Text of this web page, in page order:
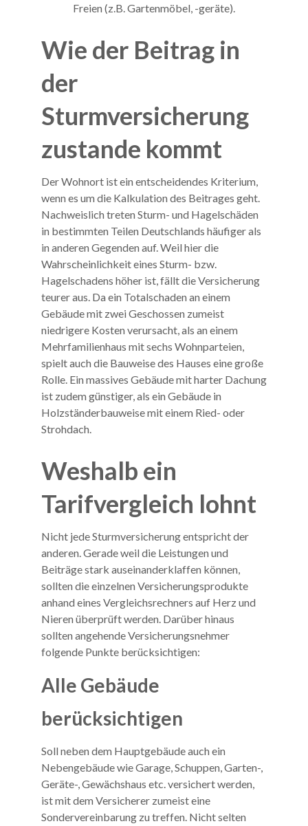
Freien (z.B. Gartenmöbel, -geräte).
Wie der Beitrag in
der
Sturmversicherung
zustande kommt
Der Wohnort ist ein entscheidendes Kriterium,
wenn es um die Kalkulation des Beitrages geht.
Nachweislich treten Sturm- und Hagelschäden
in bestimmten Teilen Deutschlands häufiger als
in anderen Gegenden auf. Weil hier die
Wahrscheinlichkeit eines Sturm- bzw.
Hagelschadens höher ist, fällt die Versicherung
teurer aus. Da ein Totalschaden an einem
Gebäude mit zwei Geschossen zumeist
niedrigere Kosten verursacht, als an einem
Mehrfamilienhaus mit sechs Wohnparteien,
spielt auch die Bauweise des Hauses eine große
Rolle. Ein massives Gebäude mit harter Dachung
ist zudem günstiger, als ein Gebäude in
Holzständerbauweise mit einem Ried- oder
Strohdach.
Weshalb ein
Tarifvergleich lohnt
Nicht jede Sturmversicherung entspricht der
anderen. Gerade weil die Leistungen und
Beiträge stark auseinanderklaffen können,
sollten die einzelnen Versicherungsprodukte
anhand eines Vergleichsrechners auf Herz und
Nieren überprüft werden. Darüber hinaus
sollten angehende Versicherungsnehmer
folgende Punkte berücksichtigen:
Alle Gebäude
berücksichtigen
Soll neben dem Hauptgebäude auch ein
Nebengebäude wie Garage, Schuppen, Garten-,
Geräte-, Gewächshaus etc. versichert werden,
ist mit dem Versicherer zumeist eine
Sondervereinbarung zu treffen. Nicht selten